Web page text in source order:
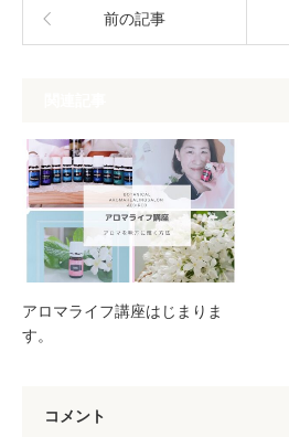
前の記事
アロマライフ講座はじまりま
す。
コメント